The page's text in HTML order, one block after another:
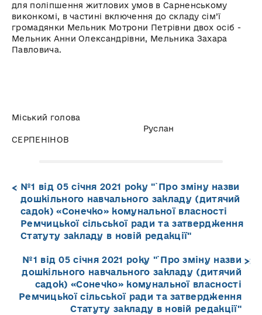
для поліпшення житлових умов в Сарненському
виконкомі, в частині включення до складу сім’ї
громадянки Мельник Мотрони Петрівни двох осіб -
Мельник Анни Олександрівни, Мельника Захара
Павловича.
Міський голова
Руслан
СЕРПЕНІНОВ
№1 від 05 січня 2021 року "`Про зміну назви
дошкільного навчального закладу (дитячий
садок) «Сонечко» комунальної власності
Ремчицької сільської ради та затвердження
Статуту закладу в новій редакції"
№1 від 05 січня 2021 року "`Про зміну назви
дошкільного навчального закладу (дитячий
садок) «Сонечко» комунальної власності
Ремчицької сільської ради та затвердження
Статуту закладу в новій редакції"